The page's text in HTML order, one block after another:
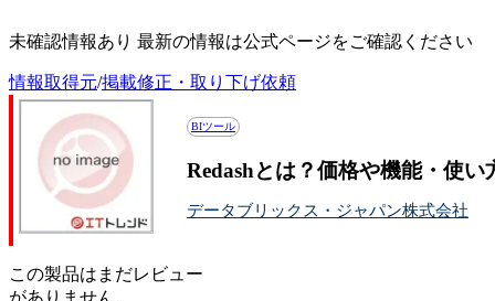
未確認情報あり 最新の情報は公式ページをご確認ください
情報取得元/掲載修正・取り下げ依頼
BIツール
Redashとは？価格や機能・使い
データブリックス・ジャパン株式会社
この製品はまだレビュー
がありません。